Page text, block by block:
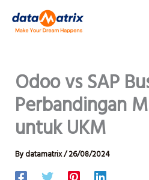
Odoo vs SAP
Perbandingan
untuk UKM
Bydatamatrix/26/08/2024